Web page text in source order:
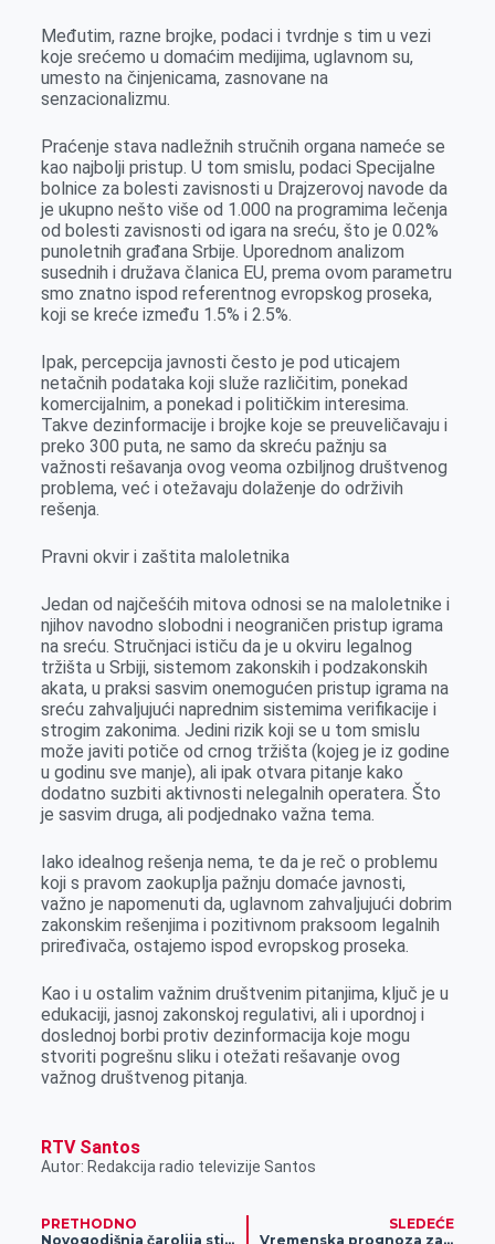
Međutim, razne brojke, podaci i tvrdnje s tim u vezi
koje srećemo u domaćim medijima, uglavnom su,
umesto na činjenicama, zasnovane na
senzacionalizmu.
Praćenje stava nadležnih stručnih organa nameće se
kao najbolji pristup. U tom smislu, podaci Specijalne
bolnice za bolesti zavisnosti u Drajzerovoj navode da
je ukupno nešto više od 1.000 na programima lečenja
od bolesti zavisnosti od igara na sreću, što je 0.02%
punoletnih građana Srbije. Uporednom analizom
susednih i družava članica EU, prema ovom parametru
smo znatno ispod referentnog evropskog proseka,
koji se kreće između 1.5% i 2.5%.
Ipak, percepcija javnosti često je pod uticajem
netačnih podataka koji služe različitim, ponekad
komercijalnim, a ponekad i političkim interesima.
Takve dezinformacije i brojke koje se preuveličavaju i
preko 300 puta, ne samo da skreću pažnju sa
važnosti rešavanja ovog veoma ozbiljnog društvenog
problema, već i otežavaju dolaženje do održivih
rešenja.
Pravni okvir i zaštita maloletnika
Jedan od najčešćih mitova odnosi se na maloletnike i
njihov navodno slobodni i neograničen pristup igrama
na sreću. Stručnjaci ističu da je u okviru legalnog
tržišta u Srbiji, sistemom zakonskih i podzakonskih
akata, u praksi sasvim onemogućen pristup igrama na
sreću zahvaljujući naprednim sistemima verifikacije i
strogim zakonima. Jedini rizik koji se u tom smislu
može javiti potiče od crnog tržišta (kojeg je iz godine
u godinu sve manje), ali ipak otvara pitanje kako
dodatno suzbiti aktivnosti nelegalnih operatera. Što
je sasvim druga, ali podjednako važna tema.
Iako idealnog rešenja nema, te da je reč o problemu
koji s pravom zaokuplja pažnju domaće javnosti,
važno je napomenuti da, uglavnom zahvaljujući dobrim
zakonskim rešenjima i pozitivnom praksoom legalnih
priređivača, ostajemo ispod evropskog proseka.
Kao i u ostalim važnim društvenim pitanjima, ključ je u
edukaciji, jasnoj zakonskoj regulativi, ali i upordnoj i
doslednoj borbi protiv dezinformacija koje mogu
stvoriti pogrešnu sliku i otežati rešavanje ovog
važnog društvenog pitanja.
RTV Santos
Autor: Redakcija radio televizije Santos
PRETHODNO
Novogodišnja čarolija stiže u Zrenjanin!
SLEDEĆE
Vremenska prognoza za 16.12.2024.